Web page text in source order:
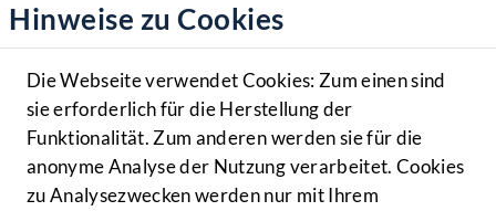
Hilfe
Benutzer
Navigationsmenü öffnen
MENÜ
Hinweise zu Cookies
Die Webseite verwendet Cookies: Zum einen sind
sie erforderlich für die Herstellung der
Funktionalität. Zum anderen werden sie für die
anonyme Analyse der Nutzung verarbeitet. Cookies
zu Analysezwecken werden nur mit Ihrem
Plenarberatungen NR